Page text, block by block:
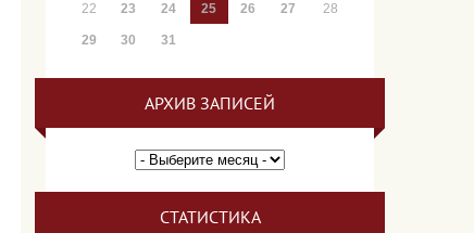
22 23 24 25 26 27 28
29 30 31
АРХИВ ЗАПИСЕЙ
СТАТИСТИКА